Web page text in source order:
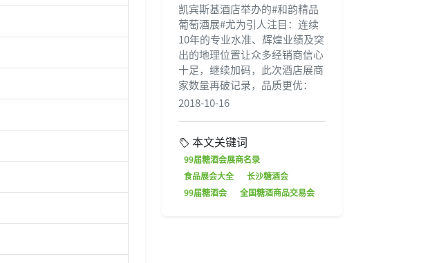
凯宾斯基酒店举办的#和韵精品
葡萄酒展#尤为引人注目：连续
10年的专业水准、辉煌业绩及突
出的地理位置让众多经销商信心
十足，继续加码，此次酒店展商
家数量再破记录，品质更优：
2018-10-16
本文关键词
99届糖酒会展商名录
食品展会大全
长沙糖酒会
99届糖酒会
全国糖酒商品交易会